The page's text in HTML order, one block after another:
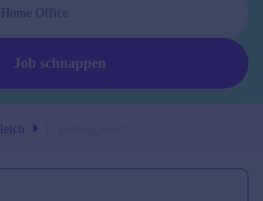
Job schnappen